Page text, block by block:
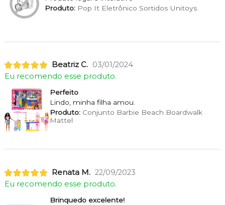
Produto:Pop It Eletrônico Sortidos Unitoys
Beatriz C. 03/01/2024
Eu recomendo esse produto.
Perfeito
Lindo, minha filha amou.
Produto:Conjunto Barbie Beach Boardwalk
Mattel
Renata M. 22/09/2023
Eu recomendo esse produto.
Brinquedo excelente!